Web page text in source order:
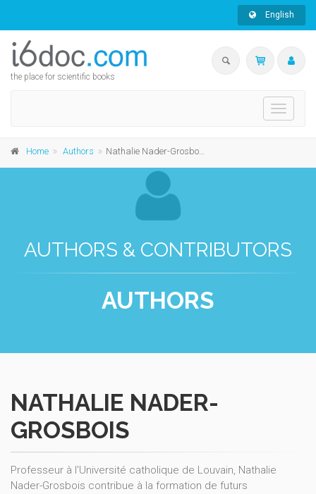
English
the place for scientific books
Toggle
Home Authors Nathalie Nader-Grosbois
AUTHORS & CONTRIBUTORS
AUTHORS
NATHALIE NADER-
GROSBOIS
Professeur à l'Université catholique de Louvain, Nathalie
Nader-Grosbois contribue à la formation de futurs